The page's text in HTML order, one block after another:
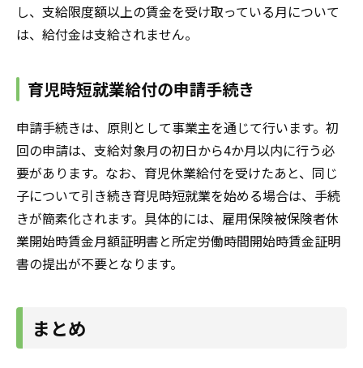
し、支給限度額以上の賃金を受け取っている月について
は、給付金は支給されません。
育児時短就業給付の申請手続き
申請手続きは、原則として事業主を通じて行います。初
回の申請は、支給対象月の初日から4か月以内に行う必
要があります。なお、育児休業給付を受けたあと、同じ
子について引き続き育児時短就業を始める場合は、手続
きが簡素化されます。具体的には、雇用保険被保険者休
業開始時賃金月額証明書と所定労働時間開始時賃金証明
書の提出が不要となります。
まとめ